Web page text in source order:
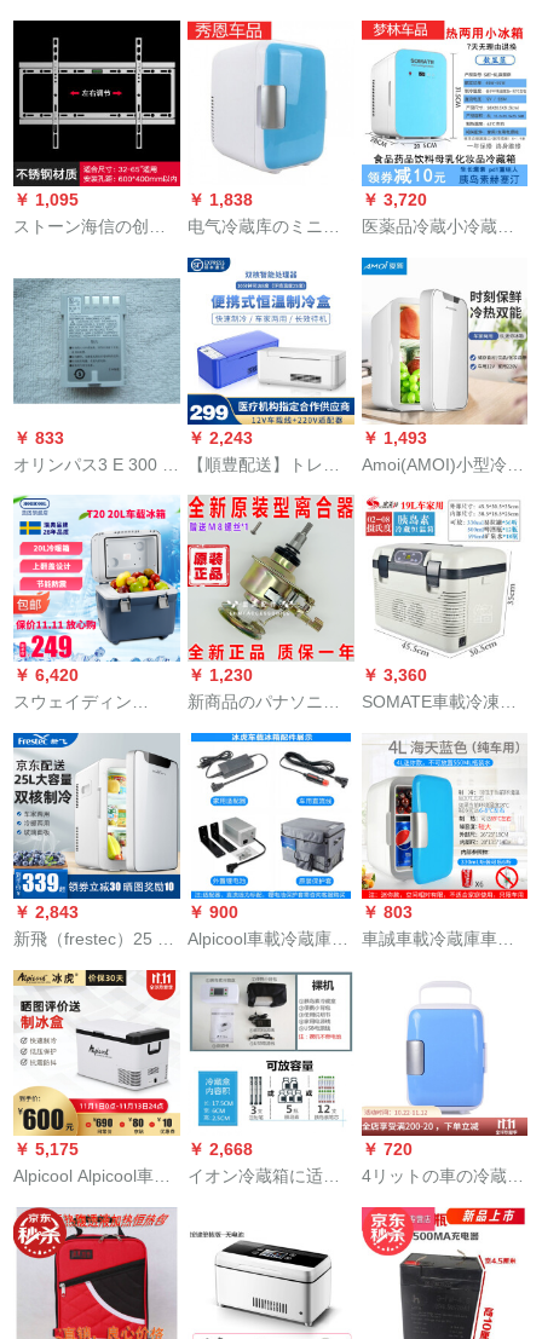
37度の加热パンカー
の冷热保温箱SN
0222は12 Lの家庭用
テープ-5面加热(1-2袋
加热)に适していま
す。
カバのもとの工场の
カバのもーの后のス
クリーンバーNEX-sta
ドレールの黒の前の
指纹の后盖
宿舎車小冷蔵庫白車
載4 L小型冷蔵庫
￥ 1,095
ストーン海信の创维
インチー【厚いステ
ィン3】32-65インの
适用穴は600*40で
す。
￥ 1,838
电气冷蔵库のミニプ
リを作业します。
￥ 3,720
医薬品冷蔵小冷蔵库
2-8度恒温成长再构筑
者ハ-セティン车载用
8リトルディル
￥ 833
オリンパス3 E 300 E
510 E 500 E 30 E
520 E 1カマラ電池
BLM-5
￥ 2,243
【順豊配送】トレッ
ド冷蔵箱便利式旅行
薬品成長ホルモン車
家兼用冷熱ダンボー
ルコンコンシリーズ
恒温ミネン車載ミネ
ン冷蔵庫12 V-220
V【省エネ版】
￥ 1,493
Amoi(AMOI)小型冷蔵
載家兼用6 L-20 L小型
家庭電器寮学生冷凍
保存キーンム用6 Lホ
ワイ車家兼用
￥ 6,420
スウェイディン
載冷蔵庫冷暖房室冷
蔵庫は屋外の小冷蔵
庫の冷熱を運んで、
ドラを開けた半導体
冷蔵庫の元工場を兼
用して標準装備して
います。
￥ 1,230
新商品のパナソニッ
611 U/Q 661 U/Q
670 U/Q 660 U/Q
660 Uクランチベクレ
ングM 8クランチはネ
コ1枚を送ります。
￥ 3,360
SOMATE車載冷凍倉
庫の横型液晶表示調
整可能温度24 Vトラ
ク冷蔵棚19 L/19 L 12
V/24 V/220 Vダブコ
ア冷蔵は28度前後に
低下しました。
￥ 2,843
新飛（frestec）25 L
家庭用宿舎借家兼用
便利式冷暖箱新飛25
L双核皓月白機械モデ
ル【車家兼用】
￥ 900
Alpicool車載冷蔵庫付
保護カバーー家庭用
アダプターです。
￥ 803
車誠車載冷蔵庫車家
型冷蔵冷蔵冷蔵庫冷
凍庫イシューケース4
L純車用青(家庭用不
￥ 5,175
Alpicool Alpicool車載
冷蔵庫圧縮機冷凍倉
庫18/25リット車家兼
用快速冷凍寮事務室
ミニ冷凍冷蔵庫25 L
車家兼用APP+徳技圧
￥ 2,668
イオン冷蔵箱に适用
式ストフィット、家
庭用冷凍機2-8度普通
タプレ：裸体機（電
池など）
￥ 720
4リットの車の冷蔵庫
ミニ車を兼用してい
ます。冷暖恒温冷蔵
箱トラックを兼用し
ています。